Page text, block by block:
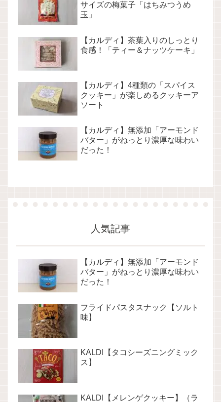
サイズの梅菓子「はちみつうめ
玉」
【カルディ】茶葉入りのしっとり
食感！「ティー＆ナッツケーキ」
【カルディ】4種類の「スパイス
クッキー」が楽しめるクッキーア
ソート
【カルディ】無添加「アーモンド
バター」がねっとり濃厚な味わい
だった！
人気記事
【カルディ】無添加「アーモンド
バター」がねっとり濃厚な味わい
だった！
フライドパスタスナック【ソルト
味】
KALDI【タコシーズニングミック
ス】
KALDI【メレンゲクッキー】（ラ